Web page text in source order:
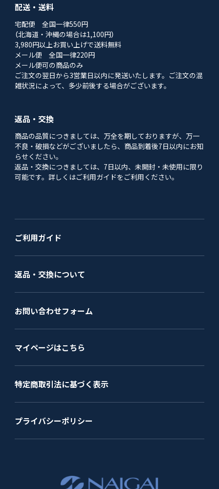
配送・送料
宅配便 全国一律550円
（北海道・沖縄の場合は1,100円）
3,980円以上お買い上げで送料無料
メール便 全国一律220円
メール便可の商品のみ
ご注文の翌日から3営業日以内に発送いたします。ご注文の混
雑状況によって、多少前後する場合がございます。
返品・交換
商品の品質につきましては、万全を期しておりますが、万一
不良・破損などがございましたら、商品到着後7日以内にお知
らせください。
返品・交換につきましては、7日以内、未開封・未使用に限り
可能です。詳しくはご利用ガイドをご利用ください。
ご利用ガイド
返品・交換について
お問い合わせフォーム
マイページはこちら
特定商取引法に基づく表示
プライバシーポリシー